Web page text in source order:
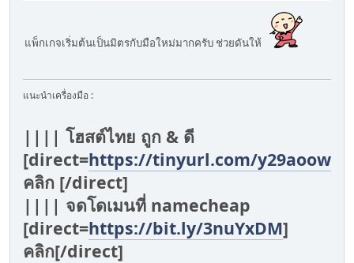
แพ็กเกจเริ่มต้นเป็นมิตรกับมือใหม่มากครับ ช่วยดันให้
แนะนำเครื่องมือ :
|||| โฮสต์ไทย ถูก & ดี
[direct=https://tinyurl.com/y29aoowv
คลิก [/direct]
|||| จดโดเมนที่ namecheap
[direct=https://bit.ly/3nuYxDM]
คลิก[/direct]